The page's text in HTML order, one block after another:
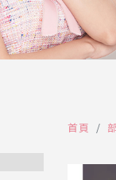
首頁